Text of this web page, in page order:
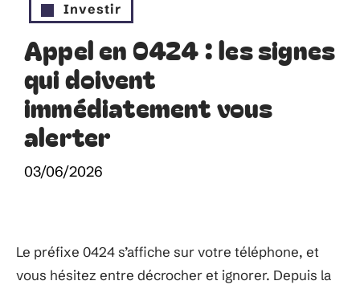
Investir
Appel en 0424 : les signes
qui doivent
immédiatement vous
alerter
03/06/2026
Le préfixe 0424 s’affiche sur votre téléphone, et
vous hésitez entre décrocher et ignorer. Depuis la